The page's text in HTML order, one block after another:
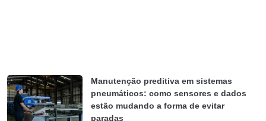
Manutenção preditiva em sistemas
pneumáticos: como sensores e dados
estão mudando a forma de evitar
paradas